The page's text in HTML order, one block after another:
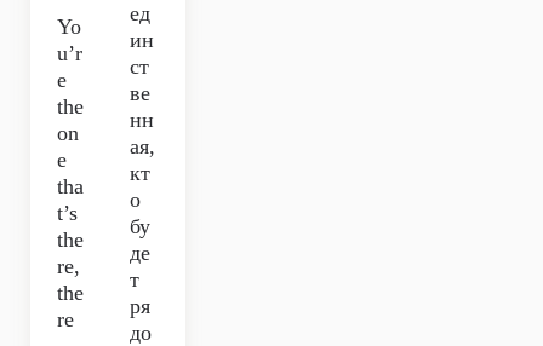
Yo
u’r
e
the
on
e
tha
t’s
the
re,
the
re
ед
ин
ст
ве
нн
ая,
кт
о
бу
де
т
ря
до